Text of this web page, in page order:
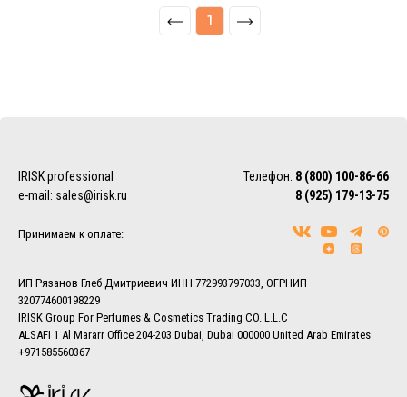
1
IRISK professional Телефон: 8 (800) 100-86-66
8 (925) 179-13-75
e-mail: sales@irisk.ru
Принимаем к оплате:
ИП Рязанов Глеб Дмитриевич ИНН 772993797033, ОГРНИП
320774600198229
IRISK Group For Perfumes & Cosmetics Trading CO. L.L.C
ALSAFI 1 Al Mararr Office 204-203 Dubai, Dubai 000000 United Arab Emirates
+971585560367